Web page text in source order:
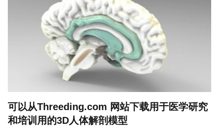
可以从Threeding.com 网站下载用于医学研究
和培训用的3D人体解剖模型